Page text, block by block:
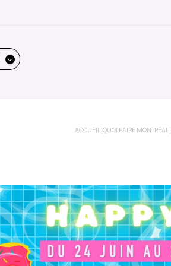
ACCUEIL |QUOI FAIRE MONTRÉAL |